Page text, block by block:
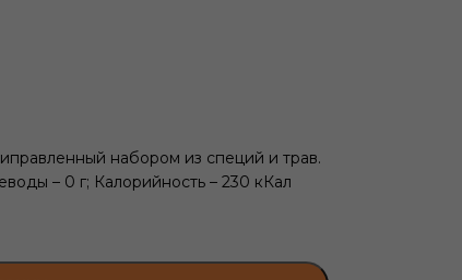
набором из специй и трав.
– 0 г; Калорийность – 230 кКал